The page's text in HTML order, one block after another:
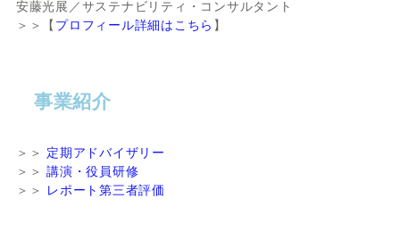
安藤光展／サステナビリティ・コンサルタント
＞＞【 プロフィール詳細はこちら 】
事業紹介
＞＞ 定期アドバイザリー
＞＞講演・役員研修
＞＞ レポート第三者評価